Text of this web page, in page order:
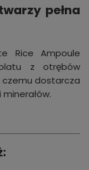
pełna
Rice Ampoule
z otrębów
czemu dostarcza